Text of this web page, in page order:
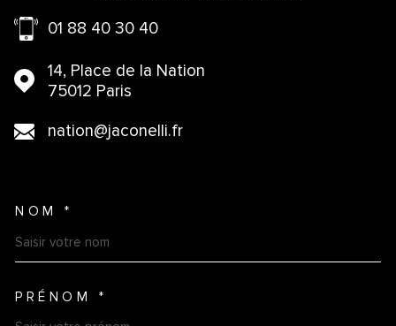
01 88 40 30 40
14, Place de la Nation
75012 Paris
nation@jaconelli.fr
NOM *
PRÉNOM *